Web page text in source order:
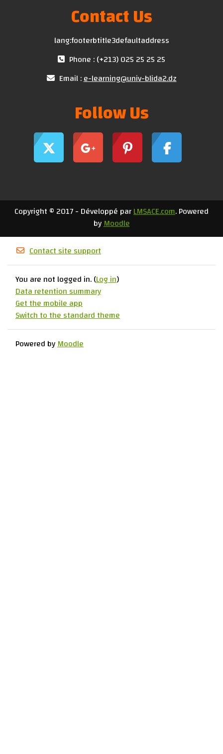
Contact Us
lang:footerbtitle3defaultaddress
Phone : (+213) 025 25 25 25
Email :e-learning@univ-blida2.dz
Follow Us
Copyright © 2017 - Développé parLMSACE.com. Powered
byMoodle
Contact site support
You are not logged in. (Log in)
Data retention summary
Get the mobile app
Switch to the standard theme
Powered byMoodle